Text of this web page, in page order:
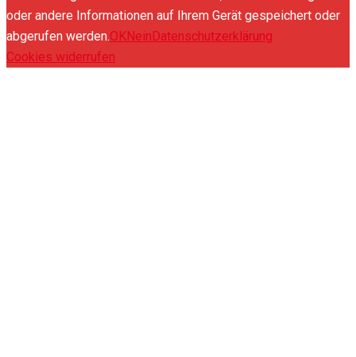
oder andere Informationen auf Ihrem Gerät gespeichert oder
abgerufen werden.OKNeinDatenschutzerklärung
Cookies widerrufen